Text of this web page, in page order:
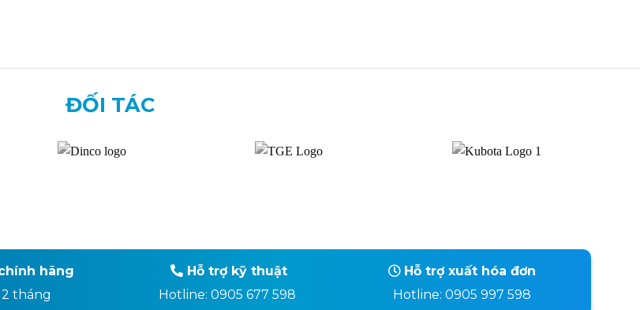
ĐỐI TÁC
hãng
tháng
Hỗ trợ kỹ thuật
Hotline: 0905 677 598
Hỗ trợ xuất hóa đơn
Hotline: 0905 997 598